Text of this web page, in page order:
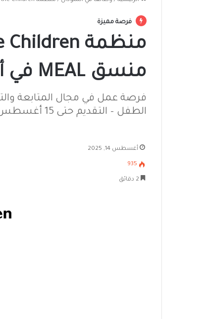
فرصة مميزة
منسق MEAL في أم درمان
فرصة عمل في مجال المتابعة
الطفل – التقديم حتى 15 أغسطس 2025
أغسطس 14, 2025
935